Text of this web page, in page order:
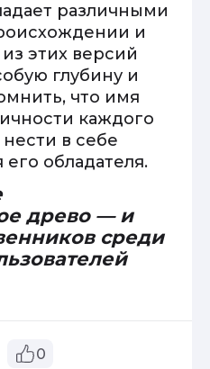
различными
и
этих версий
глубину и
что имя
каждого
в себе
обладателя.
древо — и
среди
0